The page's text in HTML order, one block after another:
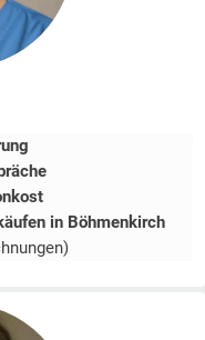
in Böhmenkirch